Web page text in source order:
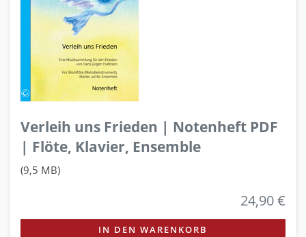
Verleih uns Frieden | Notenheft PDF
| Flöte, Klavier, Ensemble
(9,5 MB)
24,90 €
IN DEN WARENKORB